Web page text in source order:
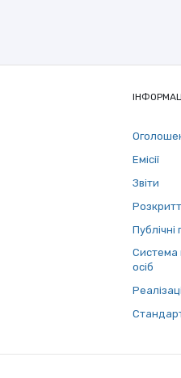
Емісії
Звіти
Публічні
Система
осіб